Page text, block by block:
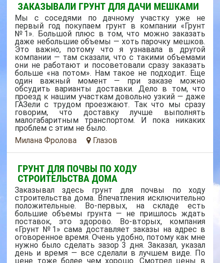
ЗАКАЗЫВАЛИ ГРУНТ ДЛЯ ДАЧИ МЕШКАМИ
Мы с соседями по дачному участку уже не
первый год покупаем грунт в компании «Грунт
№1». Большой плюс в том, что можно заказать
даже небольшие объемы — хоть парочку мешков.
Это важно, потому что я узнавала в другой
компании — там сказали, что с такими объемами
они не работают и посоветовали сразу заказать
больше «на потом». Нам такое не подходит. Еще
один важный момент — при заказе можно
обсудить варианты доставки. Дело в том, что
проезд к нашим участкам довольно узкий — даже
ГАЗели с трудом проезжают. Так что мы сразу
говорим, что доставку лучше выполнять
малогабаритным транспортом. И пока никаких
проблем с этим не было.
Милана Фролова
Глазов
ГРУНТ ДЛЯ ПОЧВЫ ПО ХОДУ
СТРОИТЕЛЬСТВА ДОМА
Заказывал здесь грунт для почвы по ходу
строительства дома. Впечатления исключительно
положительные. Во-первых, на складе есть
большие объемы грунта — не пришлось ждать
поставок, это здорово. Во-вторых, компания
«Грунт №1» сама доставляет заказы на адрес в
оговоренное время. Очень удобно, потому как мне
нужно было сделать зазор 3 дня. Заказал, указал
день и время — все сделали в лучшем виде. По
цене тоже более чем хорошо. Смотрел цены в